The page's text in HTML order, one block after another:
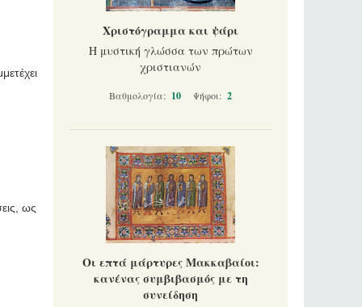
ως
Χριστόγραμμα και ψάρι
Η μυστική γλώσσα των πρώτων
χριστιανών
Βαθμολογία: 10 Ψήφοι: 2
Οι επτά μάρτυρες Μακκαβαίοι:
κανένας συμβιβασμός με τη
συνείδηση